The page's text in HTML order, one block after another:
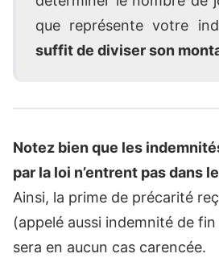
que représente votre
suffit de diviser son
Notez bien que les
par la loi n’entrent pas dans
Ainsi, la prime de précarité
(appelé aussi indemnité de
sera en aucun cas carencée.